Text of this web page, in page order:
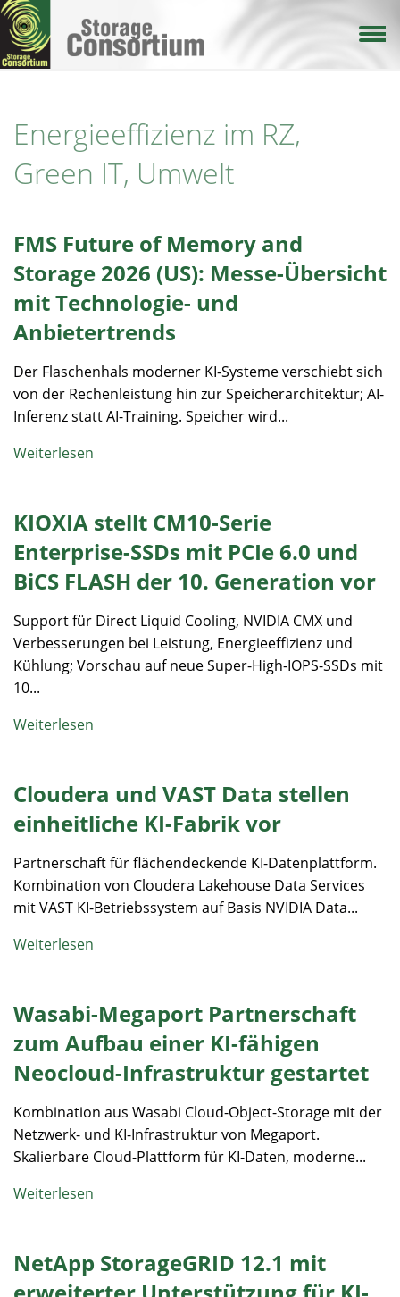
Direkt
zum
Inhalt
Energieeffizienz im RZ,
Green IT, Umwelt
FMS Future of Memory and
Storage 2026 (US): Messe-Übersicht
mit Technologie- und
Anbietertrends
Der Flaschenhals moderner KI-Systeme verschiebt sich
von der Rechenleistung hin zur Speicherarchitektur; AI-
Inferenz statt AI-Training. Speicher wird...
Weiterlesen
KIOXIA stellt CM10-Serie
Enterprise-SSDs mit PCIe 6.0 und
BiCS FLASH der 10. Generation vor
Support für Direct Liquid Cooling, NVIDIA CMX und
Verbesserungen bei Leistung, Energieeffizienz und
Kühlung; Vorschau auf neue Super-High-IOPS-SSDs mit
10...
Weiterlesen
Cloudera und VAST Data stellen
einheitliche KI-Fabrik vor
Partnerschaft für flächendeckende KI-Datenplattform.
Kombination von Cloudera Lakehouse Data Services
mit VAST KI-Betriebssystem auf Basis NVIDIA Data...
Weiterlesen
Wasabi-Megaport Partnerschaft
zum Aufbau einer KI-fähigen
Neocloud-Infrastruktur gestartet
Kombination aus Wasabi Cloud-Object-Storage mit der
Netzwerk- und KI-Infrastruktur von Megaport.
Skalierbare Cloud-Plattform für KI-Daten, moderne...
Weiterlesen
NetApp StorageGRID 12.1 mit